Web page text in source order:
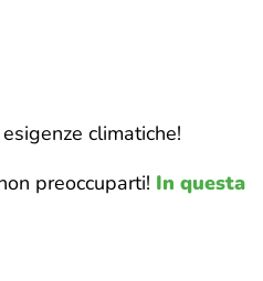
climatiche!
preoccuparti! In questa